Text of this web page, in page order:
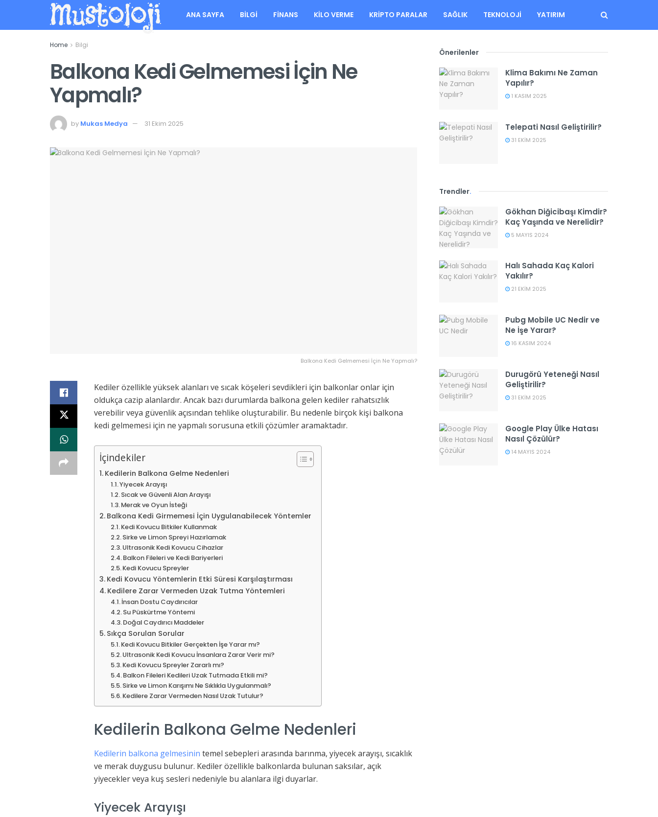
Mustoloji ANA SAYFA BILGI FINANS KILO VERME KRIPTO PARALAR SAĞLIK TEKNOLOJI YATIRIM
Home Bilgi
Balkona Kedi Gelmemesi İçin Ne
Yapmalı?
by Mukas Medya 31 Ekim 2025
Balkona Kedi Gelmemesi İçin Ne Yapmalı?
Kediler özellikle yüksek alanları ve sıcak köşeleri sevdikleri için balkonlar onlar için
oldukça cazip alanlardır. Ancak bazı durumlarda balkona gelen kediler rahatsızlık
verebilir veya güvenlik açısından tehlike oluşturabilir. Bu nedenle birçok kişi balkona
kedi gelmemesi için ne yapmalı sorusuna etkili çözümler aramaktadır.
İçindekiler
Kedilerin Balkona Gelme Nedenleri
Yiyecek Arayışı
Sıcak ve Güvenli Alan Arayışı
Merak ve Oyun İsteği
Balkona Kedi Girmemesi İçin Uygulanabilecek Yöntemler
Kedi Kovucu Bitkiler Kullanmak
Sirke ve Limon Spreyi Hazırlamak
Ultrasonik Kedi Kovucu Cihazlar
Balkon Fileleri ve Kedi Bariyerleri
Kedi Kovucu Spreyler
Kedi Kovucu Yöntemlerin Etki Süresi Karşılaştırması
Kedilere Zarar Vermeden Uzak Tutma Yöntemleri
İnsan Dostu Caydırıcılar
Su Püskürtme Yöntemi
Doğal Caydırıcı Maddeler
Sıkça Sorulan Sorular
Kedi Kovucu Bitkiler Gerçekten İşe Yarar mı?
Ultrasonik Kedi Kovucu İnsanlara Zarar Verir mi?
Kedi Kovucu Spreyler Zararlı mı?
Balkon Fileleri Kedileri Uzak Tutmada Etkili mi?
Sirke ve Limon Karışımı Ne Sıklıkla Uygulanmalı?
Kedilere Zarar Vermeden Nasıl Uzak Tutulur?
Kedilerin Balkona Gelme Nedenleri
Kedilerin balkona gelmesinin temel sebepleri arasında barınma, yiyecek arayışı, sıcaklık
ve merak duygusu bulunur. Kediler özellikle balkonlarda bulunan saksılar, açık
yiyecekler veya kuş sesleri nedeniyle bu alanlara ilgi duyarlar.
Yiyecek Arayışı
Önerilenler
Klima Bakımı Ne Zaman
Yapılır?
1 KASIM 2025
Telepati Nasıl Geliştirilir?
31 EKIM 2025
Trendler.
Gökhan Diğicibaşı Kimdir?
Kaç Yaşında ve Nerelidir?
5 MAYIS 2024
Halı Sahada Kaç Kalori
Yakılır?
21 EKIM 2025
Pubg Mobile UC Nedir ve
Ne İşe Yarar?
16 KASIM 2024
Durugörü Yeteneği Nasıl
Geliştirilir?
31 EKIM 2025
Google Play Ülke Hatası
Nasıl Çözülür?
14 MAYIS 2024